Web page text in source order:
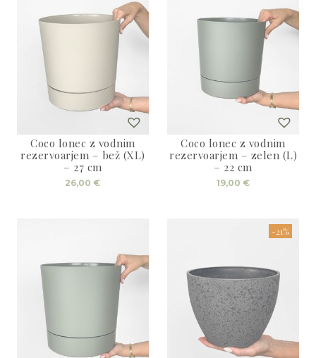
Coco lonec z vodnim
rezervoarjem – bež (XL)
– 27 cm
26,00 €
Coco lonec z vodnim
rezervoarjem – zelen (L)
– 22 cm
19,00 €
-21%